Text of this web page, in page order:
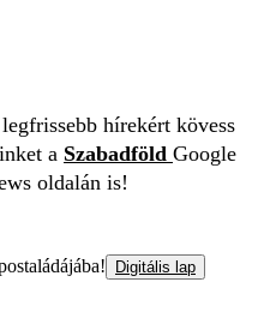
hírekért kövess
a Szabadföld Google
oldalán is!
Digitális lap